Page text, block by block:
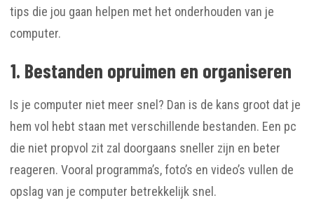
tips die jou gaan helpen met het onderhouden van je
computer.
1. Bestanden opruimen en organiseren
Is je computer niet meer snel? Dan is de kans groot dat je
hem vol hebt staan met verschillende bestanden. Een pc
die niet propvol zit zal doorgaans sneller zijn en beter
reageren. Vooral programma’s, foto’s en video’s vullen de
opslag van je computer betrekkelijk snel.